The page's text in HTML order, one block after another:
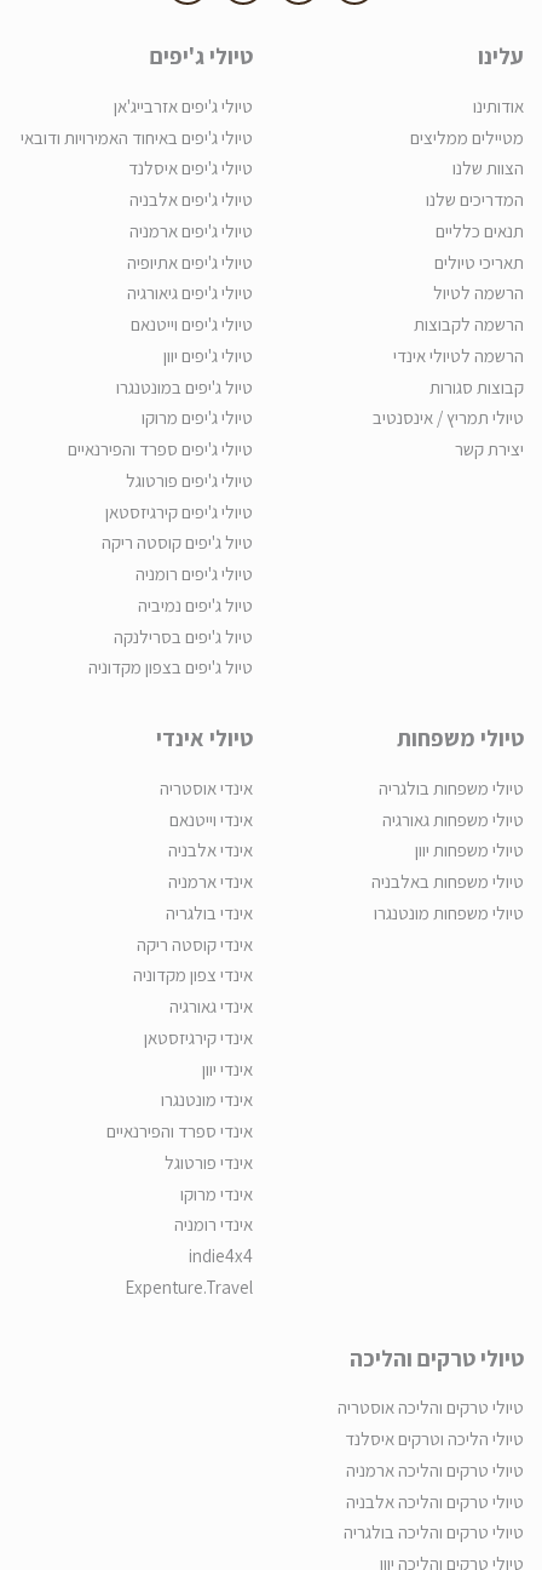
עלינו
אודותינו
מטיילים ממליצים
הצוות שלנו
המדריכים שלנו
תנאים כלליים
תאריכי טיולים
הרשמה לטיול
הרשמה לקבוצות
הרשמה לטיולי אינדי
קבוצות סגורות
טיולי תמריץ / אינסנטיב
יצירת קשר
טיולי ג'יפים
טיולי ג'יפים אזרבייג'אן
טיולי ג'יפים באיחוד האמירויות ודובאי
טיולי ג'יפים איסלנד
טיולי ג'יפים אלבניה
טיולי ג'יפים ארמניה
טיולי ג'יפים אתיופיה
טיולי ג'יפים גיאורגיה
טיולי ג'יפים וייטנאם
טיולי ג'יפים יוון
טיול ג'יפים במונטנגרו
טיולי ג'יפים מרוקו
טיולי ג'יפים ספרד והפירנאיים
טיולי ג'יפים פורטוגל
טיולי ג'יפים קירגיזסטאן
טיול ג'יפים קוסטה ריקה
טיולי ג'יפים רומניה
טיול ג'יפים נמיביה
טיול ג'יפים בסרילנקה
טיול ג'יפים בצפון מקדוניה
טיולי משפחות
טיולי משפחות בולגריה
טיולי משפחות גאורגיה
טיולי משפחות יוון
טיולי משפחות באלבניה
טיולי משפחות מונטנגרו
טיולי אינדי
אינדי אוסטריה
אינדי וייטנאם
אינדי אלבניה
אינדי ארמניה
אינדי בולגריה
אינדי קוסטה ריקה
אינדי צפון מקדוניה
אינדי גאורגיה
אינדי קירגיזסטאן
אינדי יוון
אינדי מונטנגרו
אינדי ספרד והפירנאיים
אינדי פורטוגל
אינדי מרוקו
אינדי רומניה
indie4x4
Expenture.Travel
טיולי טרקים והליכה
טיולי טרקים והליכה אוסטריה
טיולי הליכה וטרקים איסלנד
טיולי טרקים והליכה ארמניה
טיולי טרקים והליכה אלבניה
טיולי טרקים והליכה בולגריה
טיולי טרקים והליכה יוון